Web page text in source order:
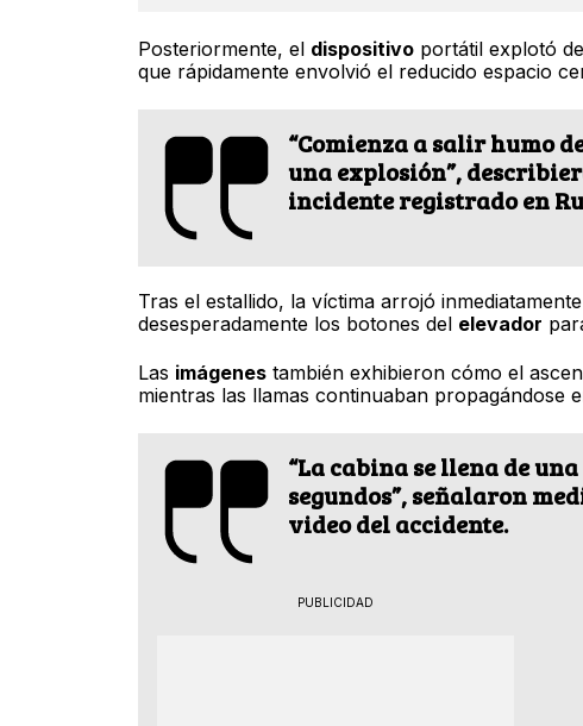
Posteriormente, el dispositivoportátil explotó
que rápidamente envolvió el reducido espacio
“Comienza a salir humo
una explosión”,
incidente registrado en
Tras el estallido, la víctima arrojó
desesperadamente los botones del elevador
Las imágenestambién exhibieron cómo el
mientras las llamas continuaban propagándose
“La cabina se llena de
segundos”, señalaron
video del accidente.
PUBLICIDAD